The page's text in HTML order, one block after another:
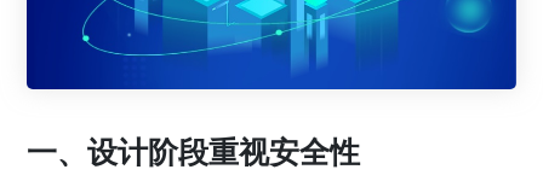
一、设计阶段重视安全性